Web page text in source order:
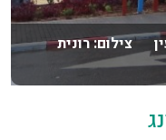
צילום: רונית